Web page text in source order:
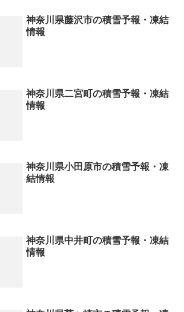
神奈川県藤沢市の積雪予報・凍結
情報
神奈川県二宮町の積雪予報・凍結
情報
神奈川県小田原市の積雪予報・凍
結情報
神奈川県中井町の積雪予報・凍結
情報